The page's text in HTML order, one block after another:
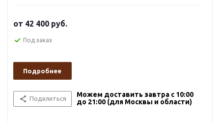
от 42 400 руб.
Под заказ
Подробнее
Поделиться
Можем доставить завтра с 10:00
до 21:00 (для Москвы и области)